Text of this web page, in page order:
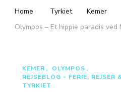
Home Tyrkiet
Kemer
Olympos – Et hippie paradis ved
KEMER
OLYMPOS
REJSEBLOG - FERIE, REJSER
TYRKIET